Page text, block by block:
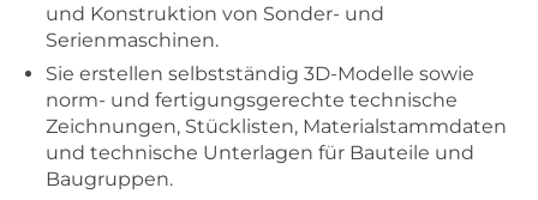
und Konstruktion von Sonder- und
Serienmaschinen.
Sie erstellen selbstständig 3D-Modelle sowie
norm- und fertigungsgerechte technische
Zeichnungen, Stücklisten, Materialstammdaten
und technische Unterlagen für Bauteile und
Baugruppen.